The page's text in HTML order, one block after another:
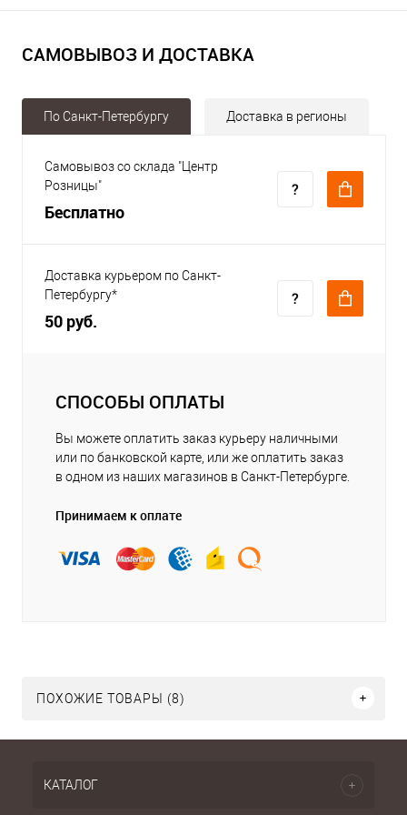
САМОВЫВОЗ И ДОСТАВКА
По Санкт-Петербургу Доставка в регионы
Самовывоз со склада "Центр
Розницы"
Бесплатно
Доставка курьером по Санкт-
Петербургу*
50 руб.
СПОСОБЫ ОПЛАТЫ
Вы можете оплатить заказ курьеру наличными
или по банковской карте, или же оплатить заказ
в одном из наших магазинов в Санкт-Петербурге.
Принимаем к оплате
ПОХОЖИЕ ТОВАРЫ (8)
КАТАЛОГ